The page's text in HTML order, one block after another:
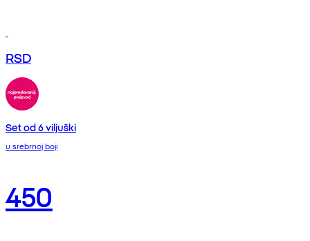
RSD
Set od 6 viljuški
u srebrnoj boji
450